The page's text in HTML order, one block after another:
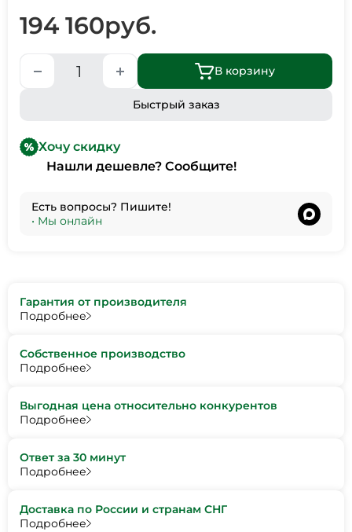
194 160руб.
В корзину
Быстрый заказ
Хочу скидку
Нашли дешевле? Сообщите!
Есть вопросы? Пишите!
• Мы онлайн
Гарантия от производителя
Подробнее
Собственное производство
Подробнее
Выгодная цена относительно конкурентов
Подробнее
Ответ за 30 минут
Подробнее
Доставка по России и странам СНГ
Подробнее